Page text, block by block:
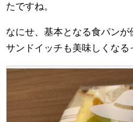
たですね。
なにせ、基本となる食パンが
サンドイッチも美味しくなる